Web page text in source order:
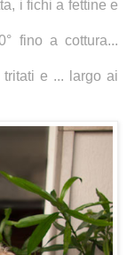
i fichi a fettine e
fino a cottura...
tritati e ... largo ai